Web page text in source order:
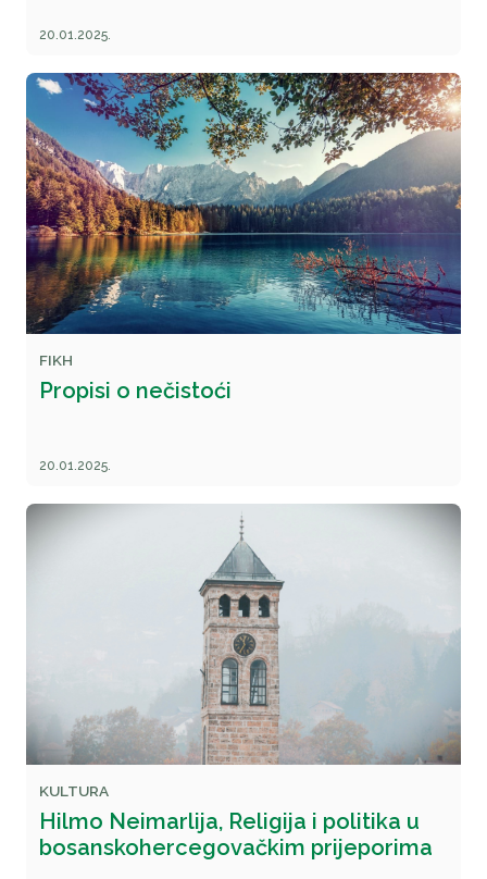
20.01.2025.
FIKH
Propisi o nečistoći
20.01.2025.
KULTURA
Hilmo Neimarlija, Religija i politika u
bosanskohercegovačkim prijeporima